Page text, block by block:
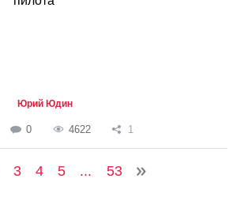
Юрий Юдин
0 4622 1
3 4 5 ... 53